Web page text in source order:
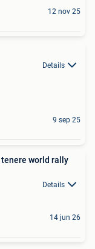
12 nov 25
Details
9 sep 25
Details
14 jun 26